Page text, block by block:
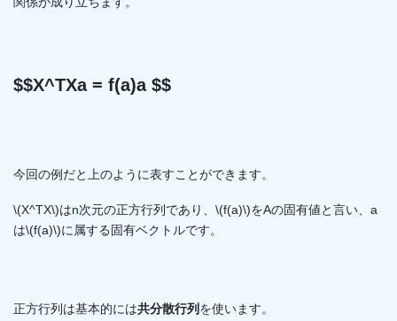
$$X^TXa = f(a)a $$
今回の例だと上のように表すことができます。
\(X^TX\)はn次元の正方行列であり、\(f(a)\)をAの固有値と言い、a
は\(f(a)\)に属する固有ベクトルです。
正方行列は基本的には共分散行列 を使います。